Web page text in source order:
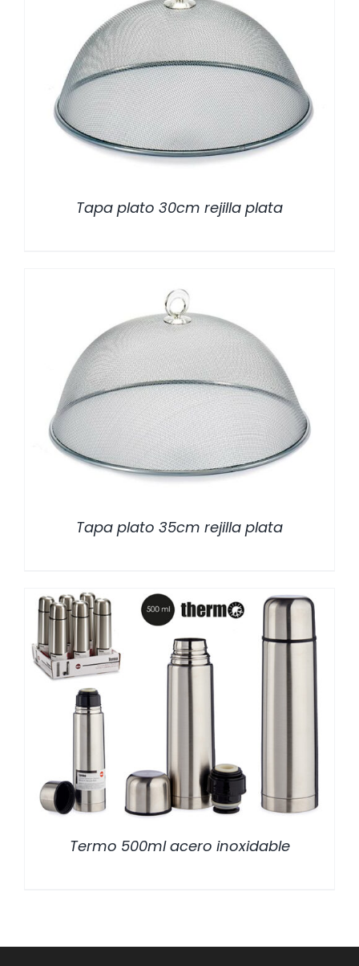
/ DETALLES
Tapa plato 30cm rejilla plata
/ DETALLES
Tapa plato 35cm rejilla plata
DETALLES
Termo 500ml acero inoxidable